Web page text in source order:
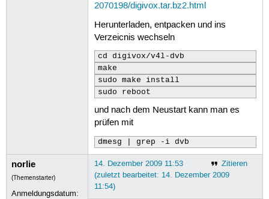
2070198/digivox.tar.bz2.html
Herunterladen, entpacken und ins
Verzeicnis wechseln
cd digivox/v4l-dvb
make
sudo make install
sudo reboot
und nach dem Neustart kann man es
prüfen mit
dmesg | grep -i dvb
norlie
(Themenstarter)
Anmeldungsdatum:
Zitieren
14. Dezember 2009 11:53
(zuletzt bearbeitet: 14. Dezember 2009
11:54)